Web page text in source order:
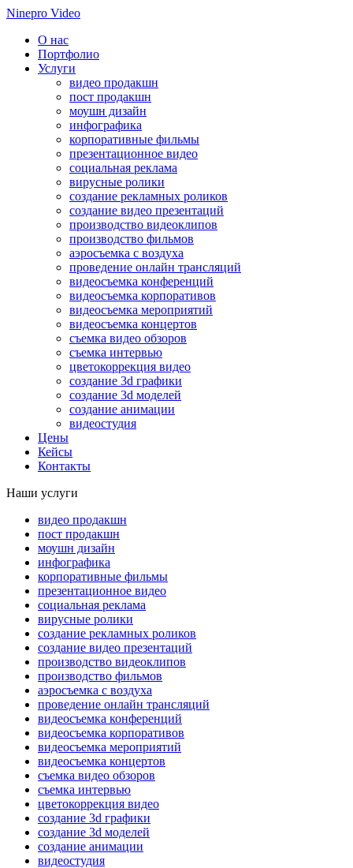
Ninepro Video
О нас
Портфолио
Услуги
видео продакшн
пост продакшн
моушн дизайн
инфографика
корпоративные фильмы
презентационное видео
социальная реклама
вирусные ролики
создание рекламных роликов
создание видео презентаций
производство видеоклипов
производство фильмов
аэросъемка с воздуха
проведение онлайн трансляций
видеосъемка конференций
видеосъемка корпоративов
видеосъемка мероприятий
видеосъемка концертов
съемка видео обзоров
съемка интервью
цветокоррекция видео
создание 3d графики
создание 3d моделей
создание анимации
видеостудия
Цены
Кейсы
Контакты
Наши услуги
видео продакшн
пост продакшн
моушн дизайн
инфографика
корпоративные фильмы
презентационное видео
социальная реклама
вирусные ролики
создание рекламных роликов
создание видео презентаций
производство видеоклипов
производство фильмов
аэросъемка с воздуха
проведение онлайн трансляций
видеосъемка конференций
видеосъемка корпоративов
видеосъемка мероприятий
видеосъемка концертов
съемка видео обзоров
съемка интервью
цветокоррекция видео
создание 3d графики
создание 3d моделей
создание анимации
видеостудия